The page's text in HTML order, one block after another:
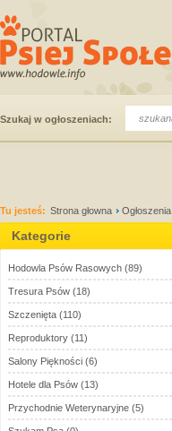
Szukaj w ogłoszeniach:
Tu jesteś: Strona głowna Ogłoszenia
Kategorie
Hodowla Psów Rasowych (89)
Tresura Psów (18)
Szczenięta (110)
Reproduktory (11)
Salony Piękności (6)
Hotele dla Psów (13)
Przychodnie Weterynaryjne (5)